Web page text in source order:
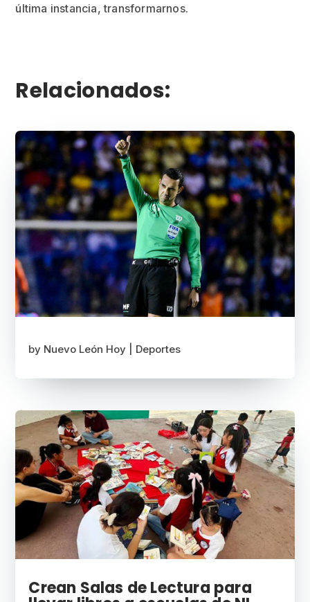
última instancia, transformarnos.
Relacionados:
by Nuevo León Hoy Deportes
Crean Salas de Lectura para